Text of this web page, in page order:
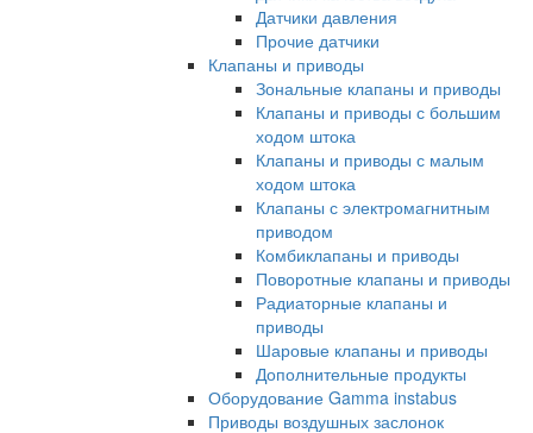
Датчики давления
Прочие датчики
Клапаны и приводы
Зональные клапаны и приводы
Клапаны и приводы с большим
ходом штока
Клапаны и приводы с малым
ходом штока
Клапаны с электромагнитным
приводом
Комбиклапаны и приводы
Поворотные клапаны и приводы
Радиаторные клапаны и
приводы
Шаровые клапаны и приводы
Дополнительные продукты
Оборудование Gamma instabus
Приводы воздушных заслонок